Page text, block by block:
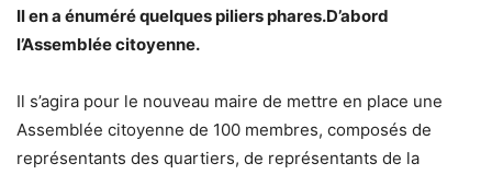
Il en a énuméré quelques piliers phares.D’abord
l’Assemblée citoyenne.
Il s’agira pour le nouveau maire de mettre en place une
Assemblée citoyenne de 100 membres, composés de
représentants des quartiers, de représentants de la